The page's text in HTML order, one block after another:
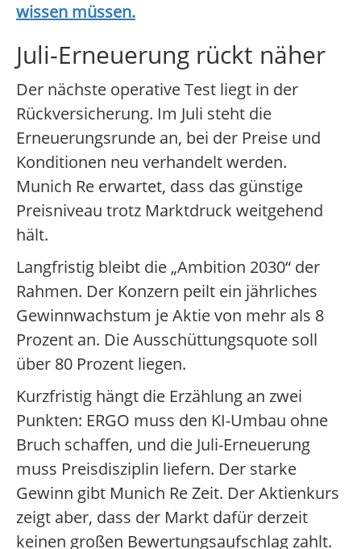
wissen müssen.
Juli-Erneuerung rückt näher
Der nächste operative Test liegt in der
Rückversicherung. Im Juli steht die
Erneuerungsrunde an, bei der Preise und
Konditionen neu verhandelt werden.
Munich Re erwartet, dass das günstige
Preisniveau trotz Marktdruck weitgehend
hält.
Langfristig bleibt die „Ambition 2030“ der
Rahmen. Der Konzern peilt ein jährliches
Gewinnwachstum je Aktie von mehr als 8
Prozent an. Die Ausschüttungsquote soll
über 80 Prozent liegen.
Kurzfristig hängt die Erzählung an zwei
Punkten: ERGO muss den KI-Umbau ohne
Bruch schaffen, und die Juli-Erneuerung
muss Preisdisziplin liefern. Der starke
Gewinn gibt Munich Re Zeit. Der Aktienkurs
zeigt aber, dass der Markt dafür derzeit
keinen großen Bewertungsaufschlag zahlt.